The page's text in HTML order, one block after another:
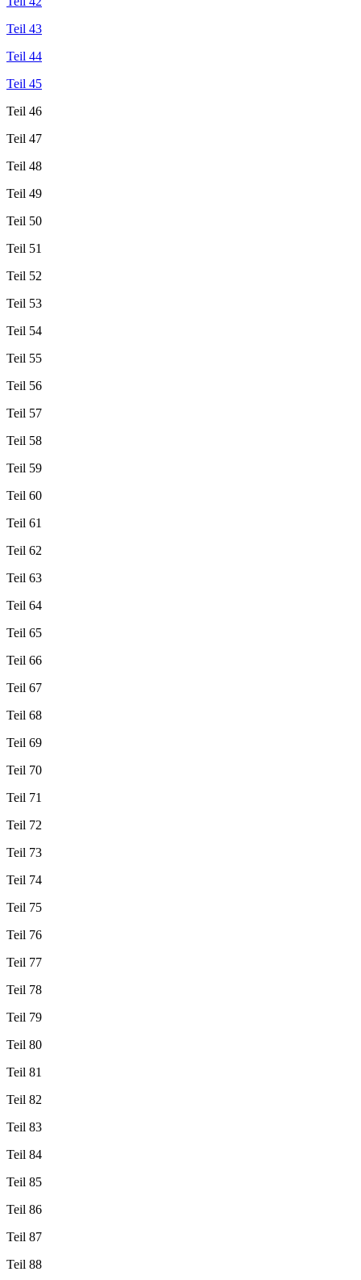
Teil 43
Teil 44
Teil 45
Teil 46
Teil 47
Teil 48
Teil 49
Teil 50
Teil 51
Teil 52
Teil 53
Teil 54
Teil 55
Teil 56
Teil 57
Teil 58
Teil 59
Teil 60
Teil 61
Teil 62
Teil 63
Teil 64
Teil 65
Teil 66
Teil 67
Teil 68
Teil 69
Teil 70
Teil 71
Teil 72
Teil 73
Teil 74
Teil 75
Teil 76
Teil 77
Teil 78
Teil 79
Teil 80
Teil 81
Teil 82
Teil 83
Teil 84
Teil 85
Teil 86
Teil 87
Teil 88